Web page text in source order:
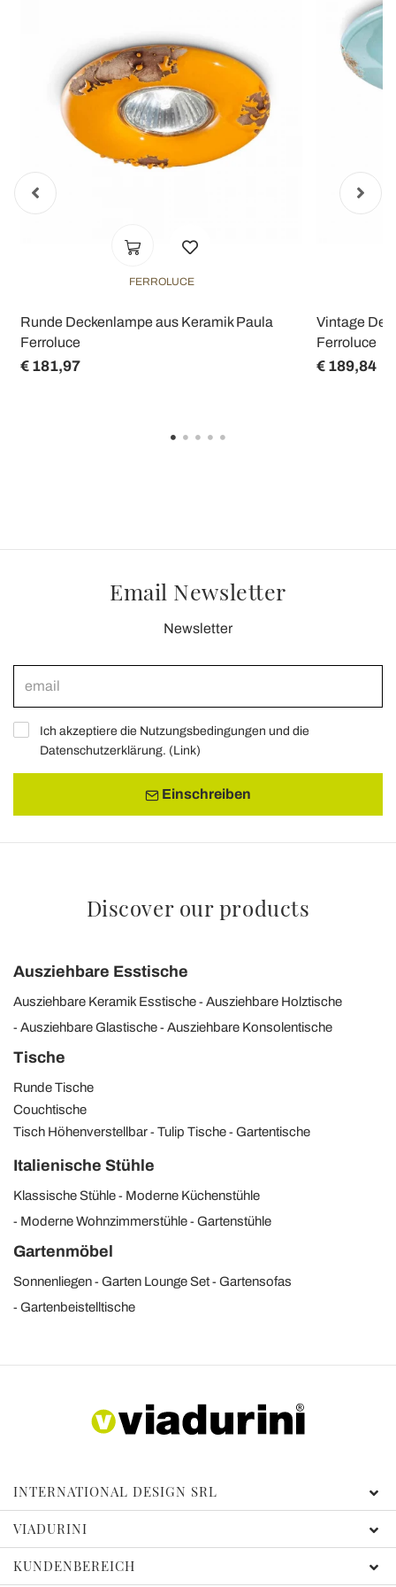
FERROLUCE
Runde Deckenlampe aus Keramik Paula
Ferroluce
€ 181,97
Vintage
Ferroluce
€ 189,84
Email Newsletter
Newsletter
Ich akzeptiere die Nutzungsbedingungen und die
Datenschutzerklärung. (Link)
Einschreiben
Discover our products
Ausziehbare Esstische
Ausziehbare Keramik Esstische
Ausziehbare Holztische
Ausziehbare Glastische
Ausziehbare Konsolentische
Tische
Runde Tische
Couchtische
Tisch Höhenverstellbar
Tulip Tische Gartentische
Italienische Stühle
Klassische Stühle
Moderne Küchenstühle
Moderne Wohnzimmerstühle
Gartenstühle
Gartenmöbel
Sonnenliegen Garten Lounge Set
Gartensofas
Gartenbeistelltische
INTERNATIONAL DESIGN SRL
VIADURINI
KUNDENBEREICH